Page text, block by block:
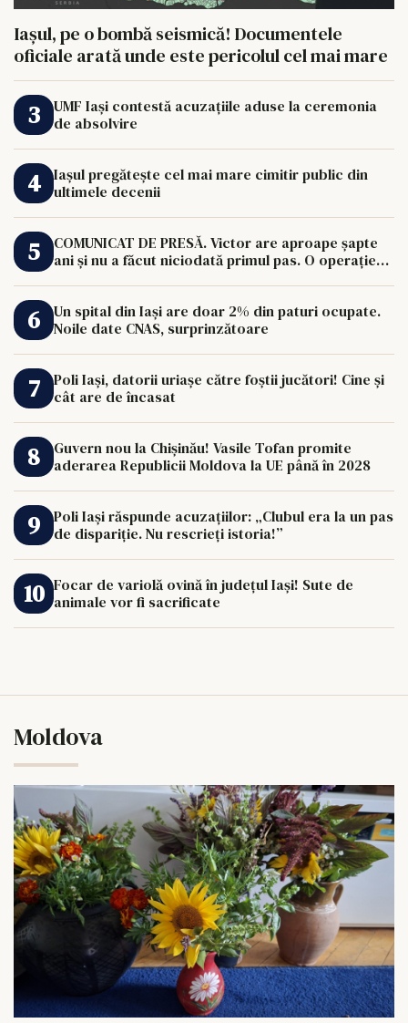
Iașul, pe o bombă seismică! Documentele
oficiale arată unde este pericolul cel mai mare
UMF Iași contestă acuzațiile aduse la ceremonia
de absolvire
Iașul pregătește cel mai mare cimitir public din
ultimele decenii
COMUNICAT DE PRESĂ. Victor are aproape șapte
ani și nu a făcut niciodată primul pas. O operație
Un spital din Iași are doar 2% din paturi ocupate.
Noile date CNAS, surprinzătoare
Poli Iași, datorii uriașe către foștii jucători! Cine și
cât are de încasat
Guvern nou la Chișinău! Vasile Tofan promite
aderarea Republicii Moldova la UE până în 2028
Poli Iași răspunde acuzațiilor: „Clubul era la un pas
de dispariție. Nu rescrieți istoria!”
Focar de variolă ovină în județul Iași! Sute de
animale vor fi sacrificate
Moldova